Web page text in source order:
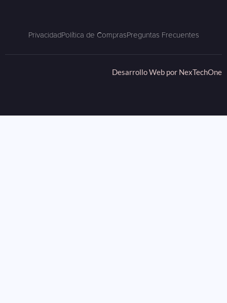
PrivacidadPolítica de ComprasPreguntas Frecuentes
Desarrollo Web por NexTechOne